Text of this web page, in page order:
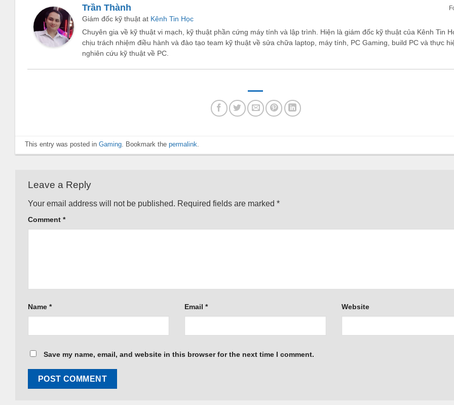
Trần Thành
Giám đốc kỹ thuật at Kênh Tin Học
Chuyên gia về kỹ thuật vi mạch, kỹ thuật phần cứng máy tính và lập trình. Hiện là giám đốc kỹ thuật của Kênh Tin
chịu trách nhiệm điều hành và đào tạo team kỹ thuật về sửa chữa laptop, máy tính, PC Gaming, build PC và thực
nghiên cứu kỹ thuật về PC.
This entry was posted inGaming . Bookmark thepermalink
Leave a Reply
Your email address will not be published. Required fields are marked *
Comment *
Name * Email* Website
Save my name, email, and website in this browser for the next time I comment.